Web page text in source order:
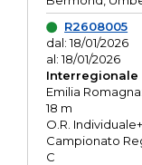
R2608005
dal: 18/01/2026
al: 18/01/2026
Interregionale
Emilia
18 m
O.R.
Campionato
C